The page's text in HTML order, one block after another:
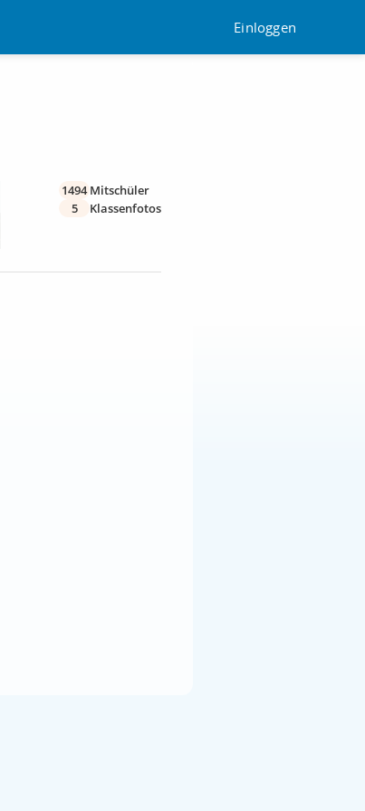
Einloggen
1494 Mitschüler
5
Klassenfotos